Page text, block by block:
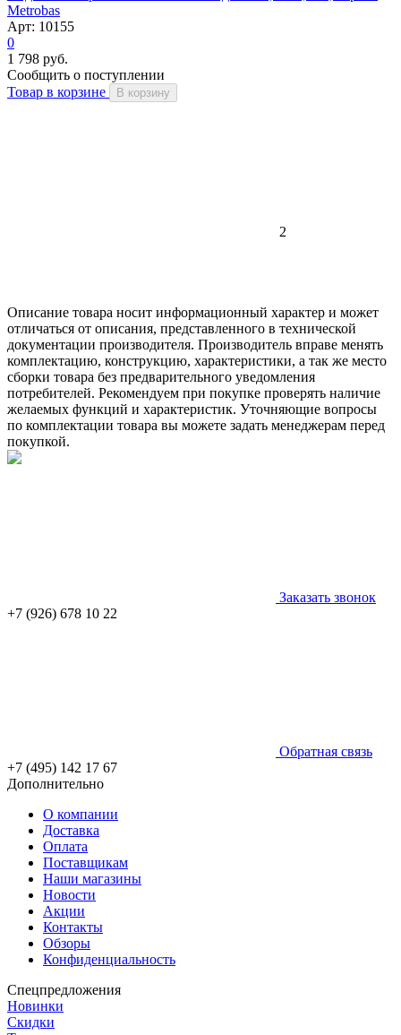
Metrobas
Арт: 10155
0
1 798 руб.
Сообщить о поступлении
Товар в корзине
В корзину
2
Описание товара носит информационный характер и может
отличаться от описания, представленного в технической
документации производителя. Производитель вправе менять
комплектацию, конструкцию, характеристики, а так же место
сборки товара без предварительного уведомления
потребителей. Рекомендуем при покупке проверять наличие
желаемых функций и характеристик. Уточняющие вопросы
по комплектации товара вы можете задать менеджерам перед
покупкой.
Заказать звонок
+7 (926) 678 10 22
Обратная связь
+7 (495) 142 17 67
Дополнительно
О компании
Доставка
Оплата
Поставщикам
Наши магазины
Новости
Акции
Контакты
Обзоры
Конфиденциальность
Спецпредложения
Новинки
Скидки